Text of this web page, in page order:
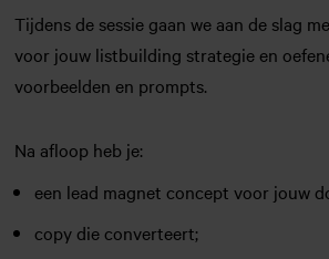
Tijdens de sessie gaan we aan de slag
voor jouw listbuilding strategie en
voorbeelden en prompts.
Na afloop heb je:
een lead magnet concept voor jouw
copy die converteert;